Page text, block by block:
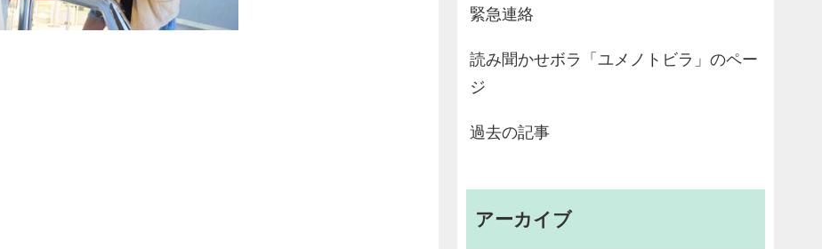
緊急連絡
読み聞かせボラ「ユメノトビラ」のペー
ジ
過去の記事
アーカイブ